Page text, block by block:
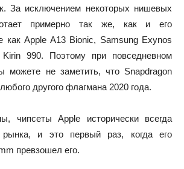
За исключением некоторых нишевых
примерно так же, как и его
как Apple A13 Bionic, Samsung Exynos
990. Поэтому при повседневном
можете не заметить, что Snapdragon
другого флагмана 2020 года.
чипсеты Apple исторически всегда
и это первый раз, когда его
превзошел его.